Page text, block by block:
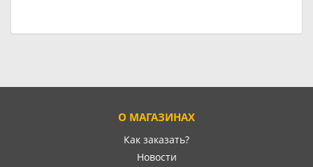
О МАГАЗИНАХ
Как заказать?
Новости